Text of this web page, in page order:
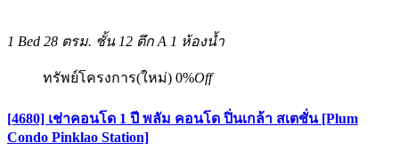
1 Bed 28 ตรม. ชั้น 12 ตึก A 1 ห้องน้ำ
ทรัพย์โครงการ(ใหม่) 0%Off
[4680] เช่าคอนโด 1 ปี พลัม คอนโด ปิ่นเกล้า สเตชั่น [Plum
Condo Pinklao Station]